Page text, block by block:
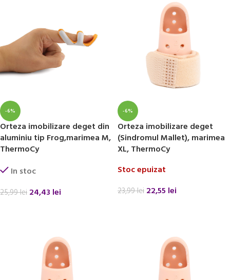
-6%
Orteza imobilizare deget din
aluminiu tip Frog,marimea M,
ThermoCy
In stoc
25,99lei 24,43 lei
-6%
Orteza imobilizare deget
(Sindromul Mallet), marimea
XL, ThermoCy
Stoc epuizat
23,99lei 22,55 lei